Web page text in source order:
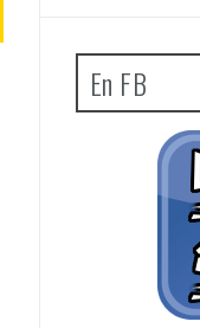
En FB